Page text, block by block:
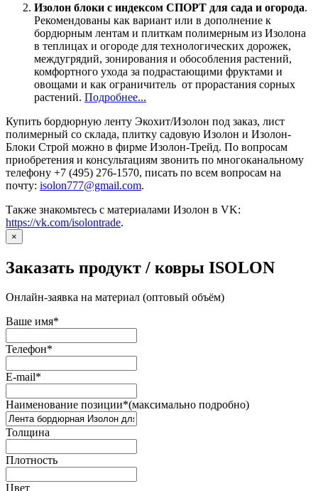
Изолон блоки с индексом СПОРТ для сада и огорода.
Рекомендованы как вариант или в дополнение к
бордюрным лентам и плиткам полимерным из Изолона
в теплицах и огороде для технологических дорожек,
междугрядий, зонирования и обособления растений,
комфортного ухода за подрастающими фруктами и
овощами и как ограничитель от прорастания сорных
растений. Подробнее...
Купить бордюрную ленту Экохит/Изолон под заказ, лист
полимерный со склада, плитку садовую Изолон и Изолон-
Блоки Строй можно в фирме Изолон-Трейд. По вопросам
приобретения и консультациям звонить по многоканальному
телефону +7 (495) 276-1570, писать по всем вопросам на
почту: isolon777@gmail.com.
Также знакомьтесь с материалами Изолон в VK:
https://vk.com/isolontrade.
×
Заказать продукт / ковры ISOLON
Онлайн-заявка на материал (оптовый объём)
Ваше имя*
Телефон*
E-mail*
Наименование позиции*(максимально подробно)
Толщина
Плотность
Цвет